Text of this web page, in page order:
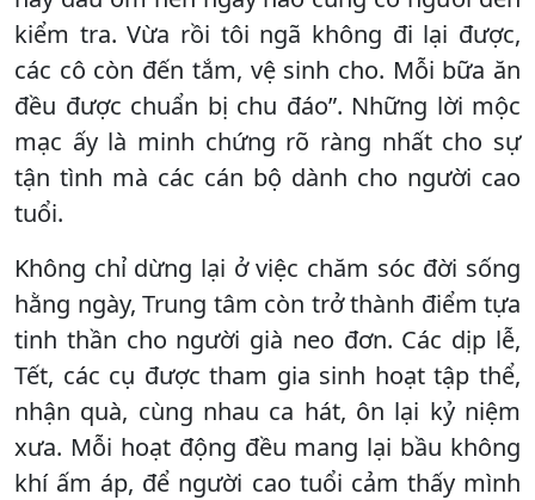
kiểm tra. Vừa rồi tôi ngã không đi lại được,
các cô còn đến tắm, vệ sinh cho. Mỗi bữa ăn
đều được chuẩn bị chu đáo”. Những lời mộc
mạc ấy là minh chứng rõ ràng nhất cho sự
tận tình mà các cán bộ dành cho người cao
tuổi.
Không chỉ dừng lại ở việc chăm sóc đời sống
hằng ngày, Trung tâm còn trở thành điểm tựa
tinh thần cho người già neo đơn. Các dịp lễ,
Tết, các cụ được tham gia sinh hoạt tập thể,
nhận quà, cùng nhau ca hát, ôn lại kỷ niệm
xưa. Mỗi hoạt động đều mang lại bầu không
khí ấm áp, để người cao tuổi cảm thấy mình